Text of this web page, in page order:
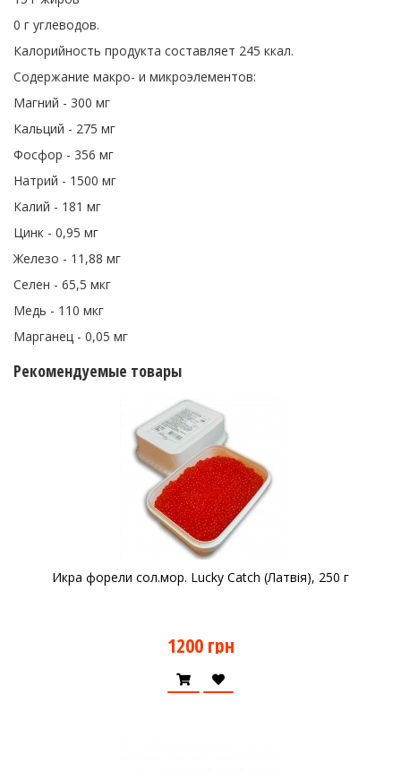
0 г углеводов.
Калорийность продукта составляет 245 ккал.
Содержание макро- и микроэлементов:
Магний - 300 мг
Кальций - 275 мг
Фосфор - 356 мг
Натрий - 1500 мг
Калий - 181 мг
Цинк - 0,95 мг
Железо - 11,88 мг
Селен - 65,5 мкг
Медь - 110 мкг
Марганец - 0,05 мг
Рекомендуемые товары
Икра форели сол.мор. Lucky Catch (Латвія), 250 г
1200 грн